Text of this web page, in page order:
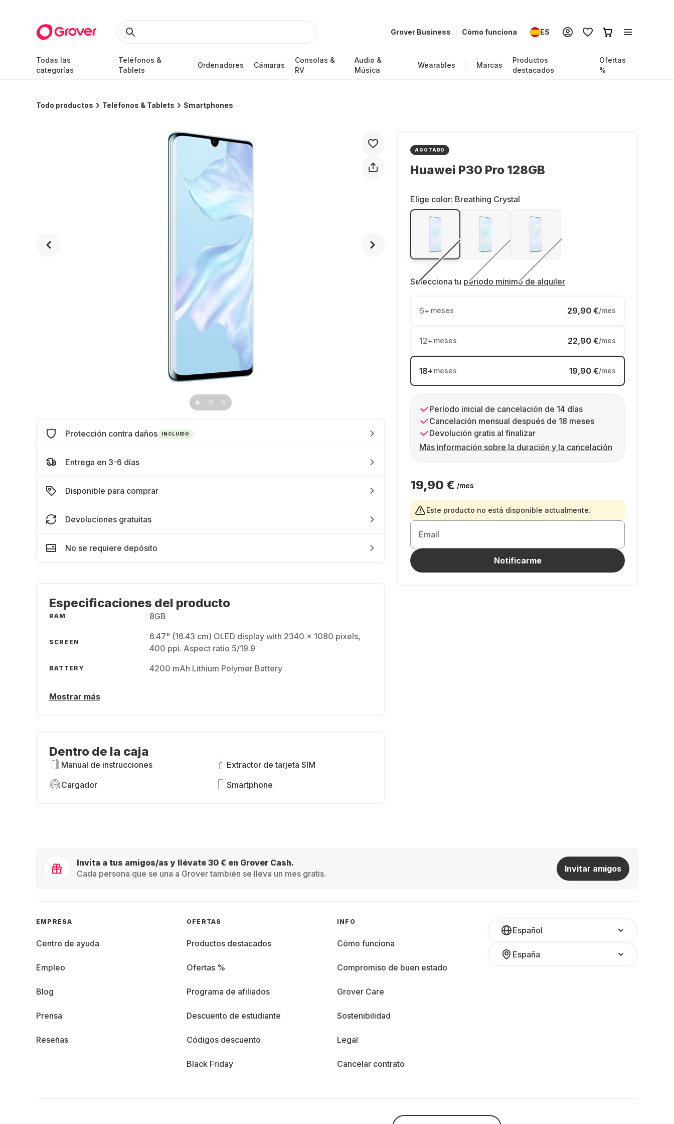
Grover Business Cómo funciona ES
Todas las
categorías
Teléfonos &
Tablets
Ordenadores Cámaras
Consolas &
RV
Audio &
Música
Wearables Marcas
Productos
destacados
Ofertas
%
Todo productos Teléfonos & Tablets Smartphones
AGOTADO
Huawei P30 Pro 128GB
Elige color: Breathing Crystal
Selecciona tu periodo mínimo de alquiler
6+ meses 29,90 €/mes
12+ meses 22,90 €/mes
18+ meses 19,90 €/mes
Período inicial de cancelación de 14 días
Cancelación mensual después de 18 meses
Devolución gratis al finalizar
Más información sobre la duración y la cancelación
19,90 € /mes
Este producto no está disponible actualmente.
Email
Notificarme
Protección contra daños INCLUIDO
Entrega en 3-6 días
Disponible para comprar
Devoluciones gratuitas
No se requiere depósito
Especificaciones del producto
RAM 8GB
SCREEN
6.47" (16.43 cm) OLED display with 2340 x 1080 pixels,
400 ppi. Aspect ratio 5/19.9
BATTERY 4200 mAh Lithium Polymer Battery
Mostrar más
Dentro de la caja
Manual de instrucciones
Extractor de tarjeta SIM
Cargador
Smartphone
Invita a tus amigos/as y llévate 30 € en Grover Cash.
Cada persona que se una a Grover también se lleva un mes gratis.
Invitar amigos
Español
España
EMPRESA
Centro de ayuda
Empleo
Blog
Prensa
Reseñas
OFERTAS
Productos destacados
Ofertas %
Programa de afiliados
Descuento de estudiante
Códigos descuento
Black Friday
INFO
Cómo funciona
Compromiso de buen estado
Grover Care
Sostenibilidad
Legal
Cancelar contrato